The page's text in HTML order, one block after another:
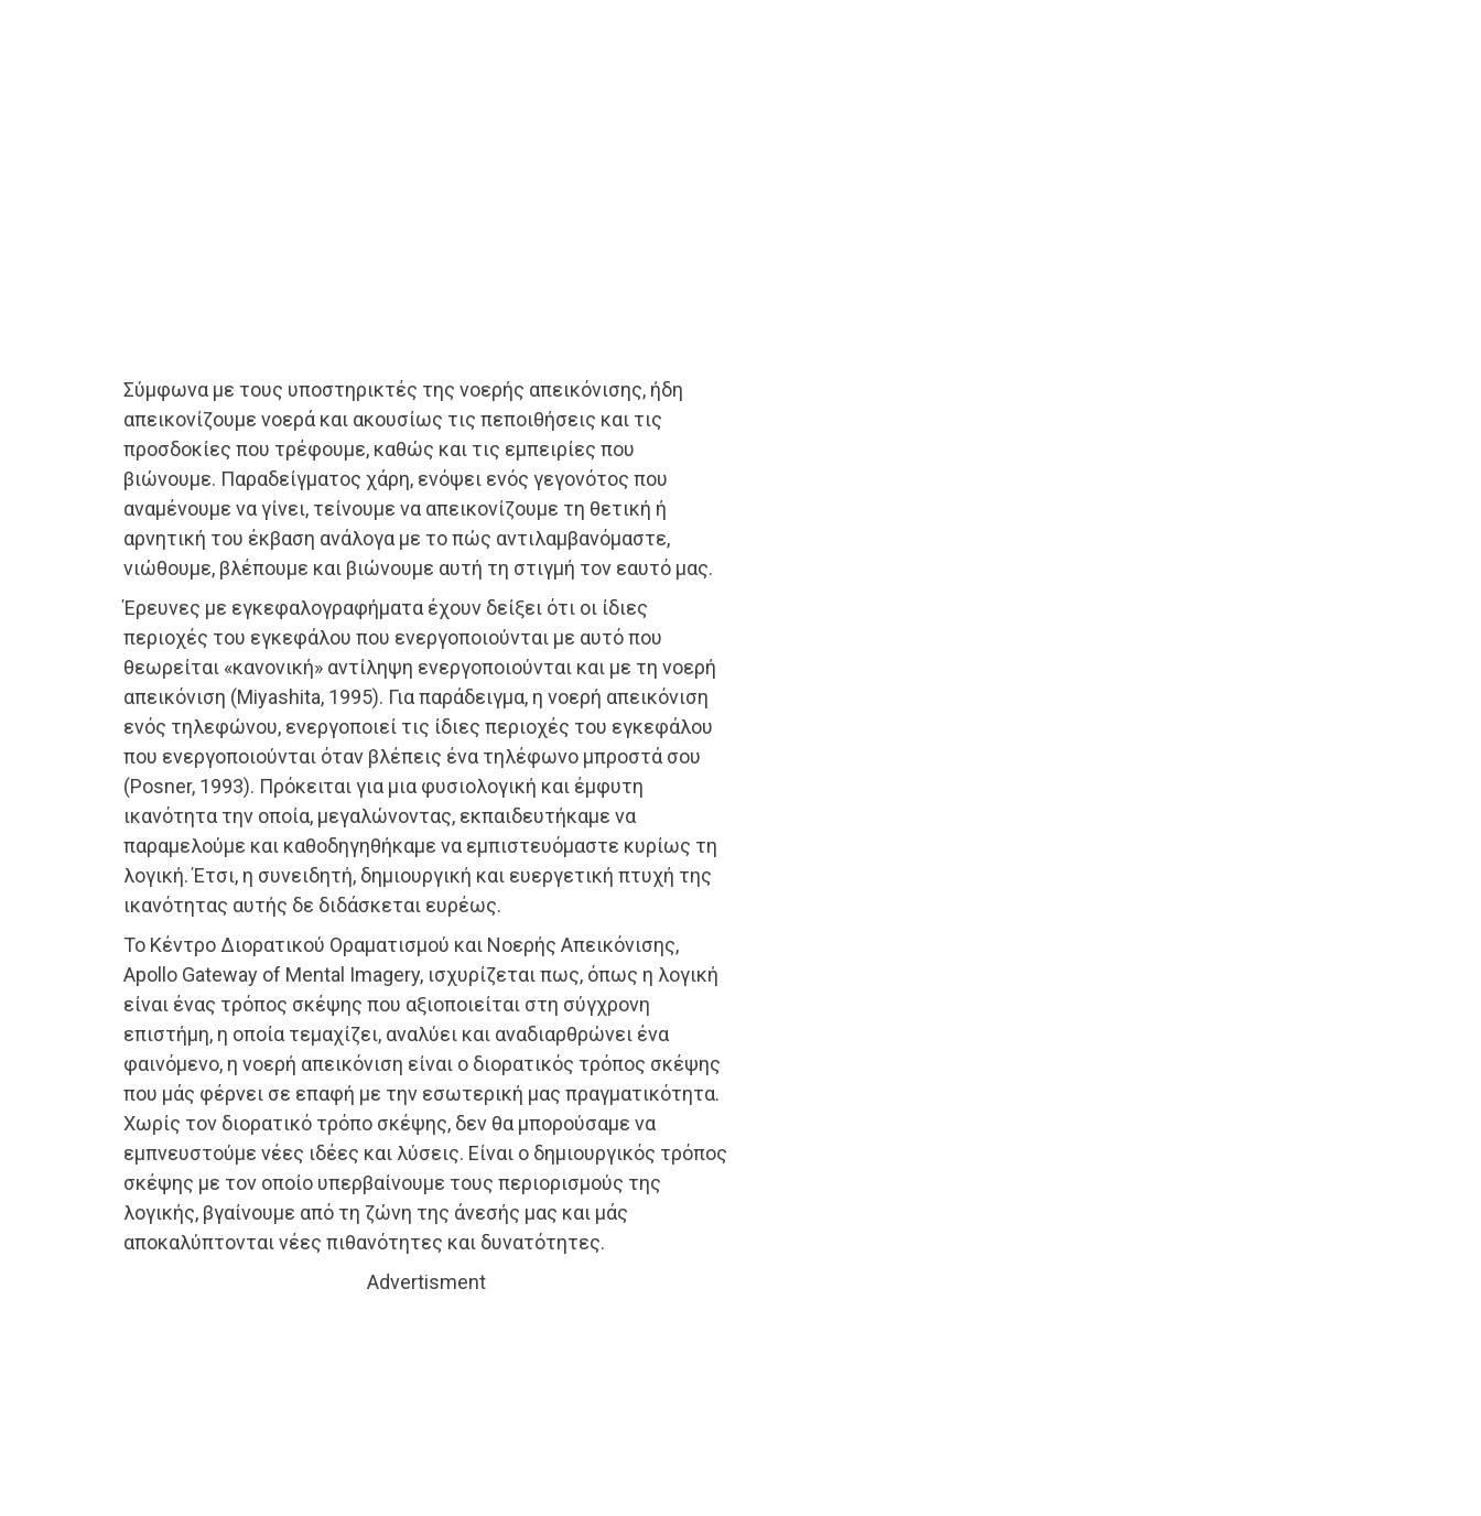
Σύμφωνα με τους υποστηρικτές της νοερής απεικόνισης, ήδη
απεικονίζουμε νοερά και ακουσίως τις πεποιθήσεις και τις
προσδοκίες που τρέφουμε, καθώς και τις εμπειρίες που
βιώνουμε. Παραδείγματος χάρη, ενόψει ενός γεγονότος που
αναμένουμε να γίνει, τείνουμε να απεικονίζουμε τη θετική ή
αρνητική του έκβαση ανάλογα με το πώς αντιλαμβανόμαστε,
νιώθουμε, βλέπουμε και βιώνουμε αυτή τη στιγμή τον εαυτό μας.
Έρευνες με εγκεφαλογραφήματα έχουν δείξει ότι οι ίδιες
περιοχές του εγκεφάλου που ενεργοποιούνται με αυτό που
θεωρείται «κανονική» αντίληψη ενεργοποιούνται και με τη νοερή
απεικόνιση (Miyashita, 1995). Για παράδειγμα, η νοερή απεικόνιση
ενός τηλεφώνου, ενεργοποιεί τις ίδιες περιοχές του εγκεφάλου
που ενεργοποιούνται όταν βλέπεις ένα τηλέφωνο μπροστά σου
(Posner, 1993). Πρόκειται για μια φυσιολογική και έμφυτη
ικανότητα την οποία, μεγαλώνοντας, εκπαιδευτήκαμε να
παραμελούμε και καθοδηγηθήκαμε να εμπιστευόμαστε κυρίως τη
λογική. Έτσι, η συνειδητή, δημιουργική και ευεργετική πτυχή της
ικανότητας αυτής δε διδάσκεται ευρέως.
Το Κέντρο Διορατικού Οραματισμού και Νοερής Απεικόνισης,
Apollo Gateway of Mental Imagery, ισχυρίζεται πως, όπως η λογική
είναι ένας τρόπος σκέψης που αξιοποιείται στη σύγχρονη
επιστήμη, η οποία τεμαχίζει, αναλύει και αναδιαρθρώνει ένα
φαινόμενο, η νοερή απεικόνιση είναι ο διορατικός τρόπος σκέψης
που μάς φέρνει σε επαφή με την εσωτερική μας πραγματικότητα.
Χωρίς τον διορατικό τρόπο σκέψης, δεν θα μπορούσαμε να
εμπνευστούμε νέες ιδέες και λύσεις. Είναι ο δημιουργικός τρόπος
σκέψης με τον οποίο υπερβαίνουμε τους περιορισμούς της
λογικής, βγαίνουμε από τη ζώνη της άνεσής μας και μάς
αποκαλύπτονται νέες πιθανότητες και δυνατότητες.
Advertisment